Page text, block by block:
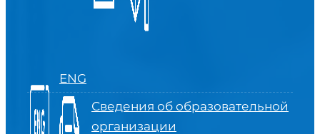
ENG
Сведения об образовательной
организации